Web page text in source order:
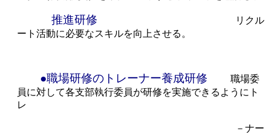
推進研修
リクル
ート活動に必要なスキルを向上させる。
●職場研修のトレーナー養成研修
職場委
員に対して各支部執行委員が研修を実施できるようにト
レ
－ナー